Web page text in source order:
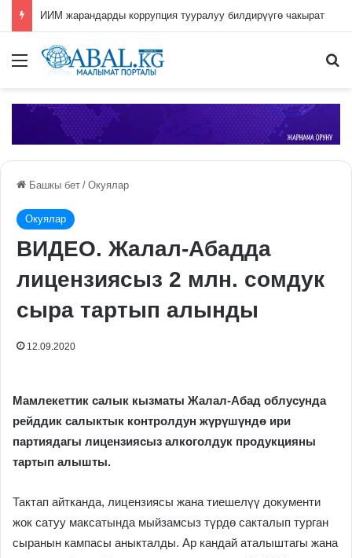
ИИМ жарандарды коррупция тууралуу билдирүүгө чакырат
Меню
Башкы бет / Окуялар
Окуялар
ВИДЕО. Жалал-Абадда
лицензиясыз 2 млн. сомдук
сыра тартып алынды
12.09.2020
Мамлекеттик салык кызматы Жалал-Абад облусунда
рейддик салыктык контролдун жүрүшүндө ири
партиядагы лицензиясыз алкоголдук продукцияны
тартып алышты.
Тактап айтканда, лицензиясы жана тиешелүү документи
жок сатуу максатында мыйзамсыз түрдө сакталып турган
сыранын кампасы аныкталды. Ар кандай аталыштагы жана